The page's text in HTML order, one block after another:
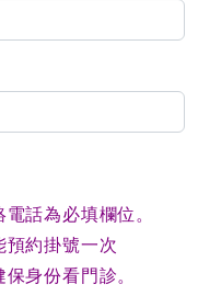
話為必填欄位。
約掛號一次
身份看門診。